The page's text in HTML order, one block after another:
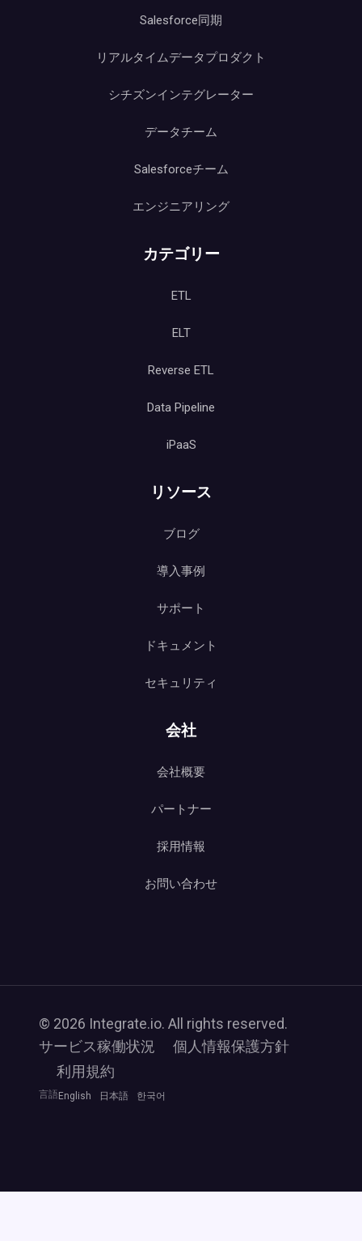
Salesforce同期
リアルタイムデータプロダクト
シチズンインテグレーター
データチーム
Salesforceチーム
エンジニアリング
カテゴリー
ETL
ELT
Reverse ETL
Data Pipeline
iPaaS
リソース
ブログ
導入事例
サポート
ドキュメント
セキュリティ
会社
会社概要
パートナー
採用情報
お問い合わせ
© 2026 Integrate.io. All rights reserved.
サービス稼働状況
個人情報保護方針
利用規約
言語 English 日本語 한국어